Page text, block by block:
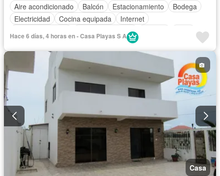
Aire acondicionado
Balcón Estacionamiento
Bodega
Electricidad
Cocina equipada
Internet
Cuarto de servicio
Acceso para personas con discapacidad
Seguridad Parcialmente amoblado
Hace 6 días, 4 horas en - Casa Playas S A
Casa